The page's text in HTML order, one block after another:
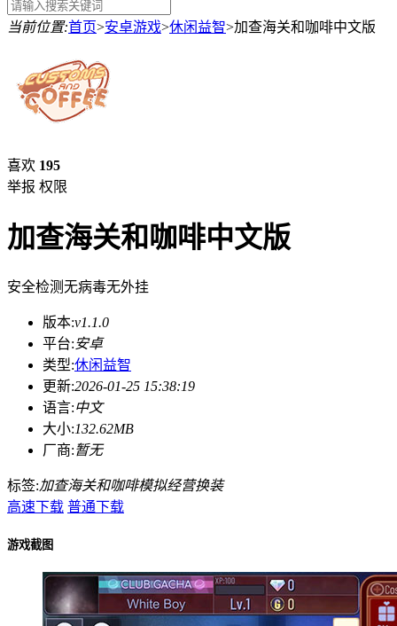
当前位置:首页>安卓游戏>休闲益智>加查海关和咖啡中文版
喜欢 195
举报 权限
加查海关和咖啡中文版
安全检测无病毒无外挂
版本:v1.1.0
平台:安卓
类型:休闲益智
更新:2026-01-25 15:38:19
语言:中文
大小:132.62MB
厂商:暂无
标签:加查海关和咖啡模拟经营换装
高速下载 普通下载
游戏截图